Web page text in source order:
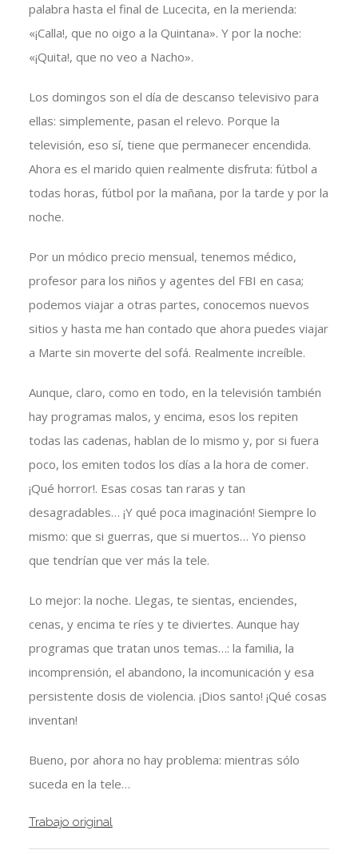
palabra hasta el final de Lucecita, en la merienda:
«¡Calla!, que no oigo a la Quintana». Y por la noche:
«¡Quita!, que no veo a Nacho».
Los domingos son el día de descanso televisivo para
ellas: simplemente, pasan el relevo. Porque la
televisión, eso sí, tiene que permanecer encendida.
Ahora es el marido quien realmente disfruta: fútbol a
todas horas, fútbol por la mañana, por la tarde y por la
noche.
Por un módico precio mensual, tenemos médico,
profesor para los niños y agentes del FBI en casa;
podemos viajar a otras partes, conocemos nuevos
sitios y hasta me han contado que ahora puedes viajar
a Marte sin moverte del sofá. Realmente increíble.
Aunque, claro, como en todo, en la televisión también
hay programas malos, y encima, esos los repiten
todas las cadenas, hablan de lo mismo y, por si fuera
poco, los emiten todos los días a la hora de comer.
¡Qué horror!. Esas cosas tan raras y tan
desagradables… ¡Y qué poca imaginación! Siempre lo
mismo: que si guerras, que si muertos… Yo pienso
que tendrían que ver más la tele.
Lo mejor: la noche. Llegas, te sientas, enciendes,
cenas, y encima te ríes y te diviertes. Aunque hay
programas que tratan unos temas…: la familia, la
incomprensión, el abandono, la incomunicación y esa
persistente dosis de violencia. ¡Dios santo! ¡Qué cosas
inventan!
Bueno, por ahora no hay problema: mientras sólo
suceda en la tele…
Trabajo original